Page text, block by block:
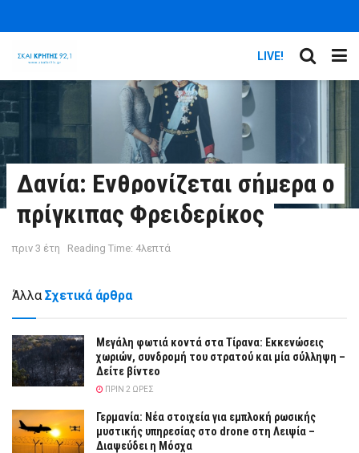
LIVE!
Δανία: Ενθρονίζεται σήμερα ο
πρίγκιπας Φρειδερίκος
πριν 3 έτη Reading Time: 4λεπτά
Άλλα Σχετικά άρθρα
Μεγάλη φωτιά κοντά στα Τίρανα: Εκκενώσεις
χωριών, συνδρομή του στρατού και μία σύλληψη –
Δείτε βίντεο
ΠΡΙΝ 2 ΏΡΕΣ
Γερμανία: Νέα στοιχεία για εμπλοκή ρωσικής
μυστικής υπηρεσίας στο drone στη Λειψία –
Διαψεύδει η Μόσχα